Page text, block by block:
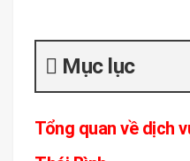
Mục lục
Tổng quan về dịch